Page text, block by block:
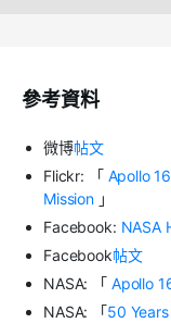
參考資料
微博帖文
Flickr: 「 Apollo
Mission」
Facebook: NASA
Facebook帖文
NASA: 「 Apollo
NASA: 「50